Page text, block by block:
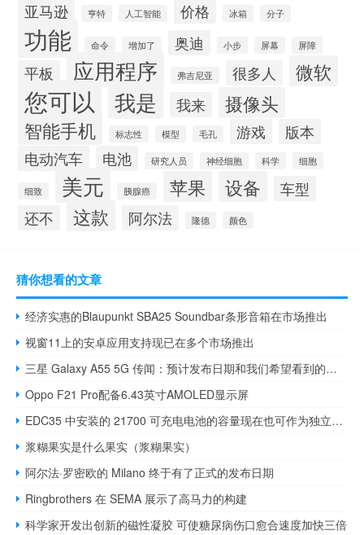
亚马逊 亨特 人工智能 价格 冰箱 分子
功能 命令 增加了 奥迪 小步 屏幕 屏障
平板 应用程序 弗吉尼亚 很多人 微软
您可以 我是 我来
摄像头
智能手机
标志性 模型 毛孔 游戏
版本
电动汽车
电池 研究人员 神经细胞 科学 细胞
细致 美元 胰腺癌 苹果 设备
车型
还不
这款 阿尔法 隆德 颜色
猜你想看的文章
经济实惠的Blaupunkt SBA25 Soundbar条形音箱在市场推出
视窗11上的安卓应用支持现已在多个市场推出
三星 Galaxy A55 5G 传闻：预计发布日期和我们希望看到的内容
Oppo F21 Pro配备6.43英寸AMOLED显示屏
EDC35 中安装的 21700 可充电电池的容量现在也可作为独立电池使用
浆糊果实是什么果实（浆糊果实）
阿尔法·罗密欧的 Milano 终于有了正式的发布日期
Ringbrothers 在 SEMA 展示了高马力的构建
科学家开发出创新的磁性凝胶 可使糖尿病伤口愈合速度加快三倍